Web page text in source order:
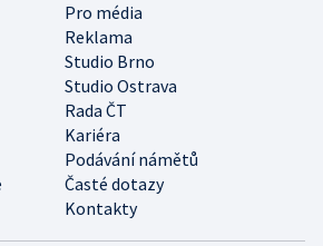
Pro média
Reklama
Studio Brno
Studio Ostrava
Rada ČT
Kariéra
Podávání námětů
Časté dotazy
Kontakty